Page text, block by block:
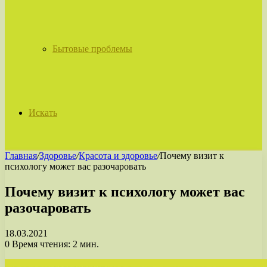
Бытовые проблемы
Искать
Главная/Здоровье/Красота и здоровье/Почему визит к
психологу может вас разочаровать
Почему визит к психологу может вас
разочаровать
18.03.2021
0 Время чтения: 2 мин.